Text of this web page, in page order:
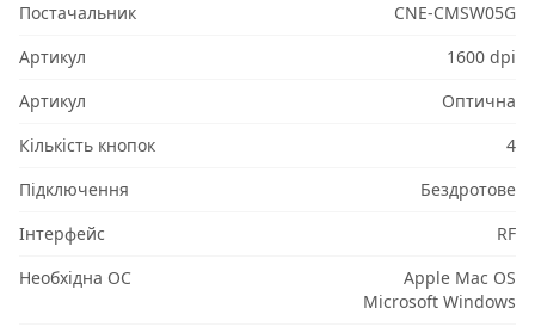
Постачальник
CNE-CMSW05G
Артикул
1600 dpi
Артикул
Оптична
Кількість кнопок
4
Підключення
Бездротове
Інтерфейс
RF
Необхідна ОС
Apple Mac OS
Microsoft Windows